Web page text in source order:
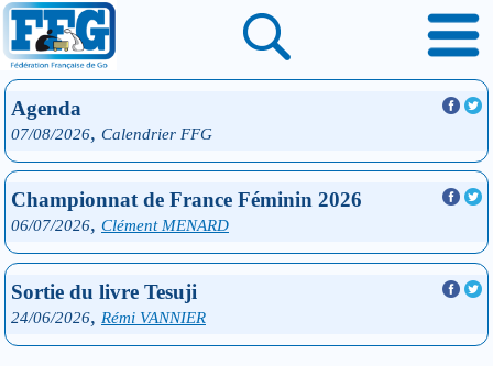
Agenda
07/08/2026, Calendrier FFG
Championnat de France Féminin 2026
06/07/2026, Clément MENARD
Sortie du livre Tesuji
24/06/2026, Rémi VANNIER